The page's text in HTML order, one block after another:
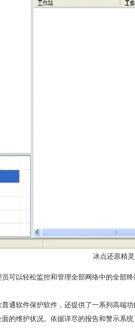
冰点还原精
以轻松监控和管理全部网络中的全部终
软件保护软件，还提供了一系列高端
的维护状况。依据详尽的报告和警示系